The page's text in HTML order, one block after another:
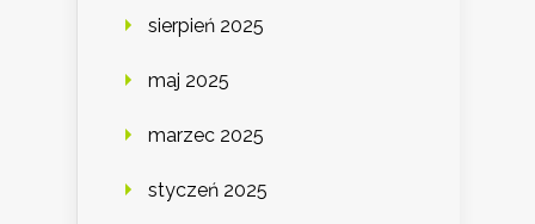
sierpień 2025
maj 2025
marzec 2025
styczeń 2025